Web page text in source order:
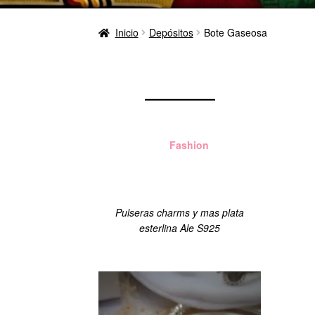
Inicio Depósitos Bote Gaseosa
Fashion
Pulseras charms y mas plata
esterlina Ale S925